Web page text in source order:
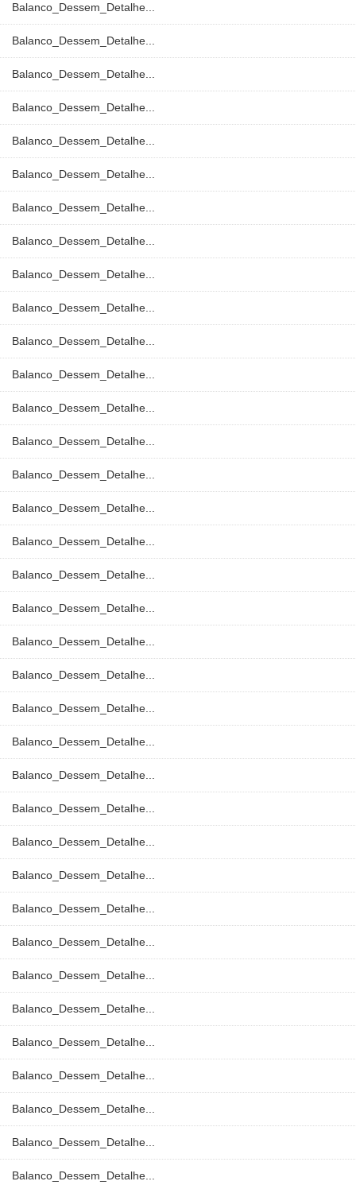
Balanco_Dessem_Detalhe...
Balanco_Dessem_Detalhe...
Balanco_Dessem_Detalhe...
Balanco_Dessem_Detalhe...
Balanco_Dessem_Detalhe...
Balanco_Dessem_Detalhe...
Balanco_Dessem_Detalhe...
Balanco_Dessem_Detalhe...
Balanco_Dessem_Detalhe...
Balanco_Dessem_Detalhe...
Balanco_Dessem_Detalhe...
Balanco_Dessem_Detalhe...
Balanco_Dessem_Detalhe...
Balanco_Dessem_Detalhe...
Balanco_Dessem_Detalhe...
Balanco_Dessem_Detalhe...
Balanco_Dessem_Detalhe...
Balanco_Dessem_Detalhe...
Balanco_Dessem_Detalhe...
Balanco_Dessem_Detalhe...
Balanco_Dessem_Detalhe...
Balanco_Dessem_Detalhe...
Balanco_Dessem_Detalhe...
Balanco_Dessem_Detalhe...
Balanco_Dessem_Detalhe...
Balanco_Dessem_Detalhe...
Balanco_Dessem_Detalhe...
Balanco_Dessem_Detalhe...
Balanco_Dessem_Detalhe...
Balanco_Dessem_Detalhe...
Balanco_Dessem_Detalhe...
Balanco_Dessem_Detalhe...
Balanco_Dessem_Detalhe...
Balanco_Dessem_Detalhe...
Balanco_Dessem_Detalhe...
Balanco_Dessem_Detalhe...